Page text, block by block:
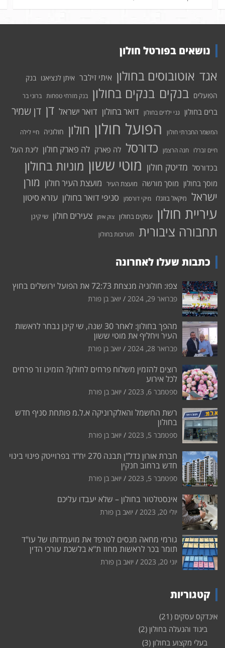
נושאים בפורטל חולון
אגד אוטובוסים בחולון איתי זילבר איתן לנציאנו בנק
הפועלים בנקים בנקים בחולון בנק מזרחי טפחות ברוני בר
ברים בחולון גני ילדים בחולון דואר בחולון דואר ישראל דן דן שמיר
המשמר החברתי חולון הפועל חולון חולון חולוניה חיי לילה
חיים זברלו חנה הרצמן כדורסל לה פארק לה פארק חולון ליגת העל
בכדורסל מדיטק חולון מוטי ששון מוניות בחולון
מוסך בחולון מוסך מורשה מועצת העיר מועצת העיר חולון מורן
ישראל מיקאל בוזגלו מיקי דורסמן סניפי דואר בחולון עזרא סיטון
עיריית חולון עסקים בחולון צוק איתן צעירים חולון שי קינן
תחבורה ציבורית תערוכות בחולון
כתבות שעלו לאחרונה
צפו: חולוניה מנצחת 72:73 את הפועל ירושלים בחוץ
פברואר 29, 2024 יואב בן פורת
מהפך בחולון: לאחר 30 שנה, שי קינן נבחר לראשות
העיר ויחליף את מוטי ששון
פברואר 28, 2024 יואב בן פורת
רוצים להזמין משלוח פרחים לחולון? הזמינו זר פרחים
לכל אירוע
ספטמבר 6, 2023 יואב בן פורת
רשת החשמל והאלקרוניקה א.ל.מ פותחת סניף חדש
בחולון
ספטמבר 5, 2023 יואב בן פורת
חברת אורון נדל"ן תבנה 270 יח"ד בפרוייטק פינוי בינוי
חדש ברחוב חנקין
ספטמבר 5, 2023 יואב בן פורת
אינסטלטור בחולון – שלא יעבדו עליכם
יולי 20, 2023 יואב בן פורת
גורמי מחאה מנסים לטרפד את מועמדותו של עו"ד
תומר בכר לראשות מחוז ת"א בלשכת עורכי הדין
יוני 20, 2023 יואב בן פורת
קטגוריות
אינדקס עסקים (21)
ביגוד והנעלה בחולון (2)
בעלי מקצוע בחולון (3)